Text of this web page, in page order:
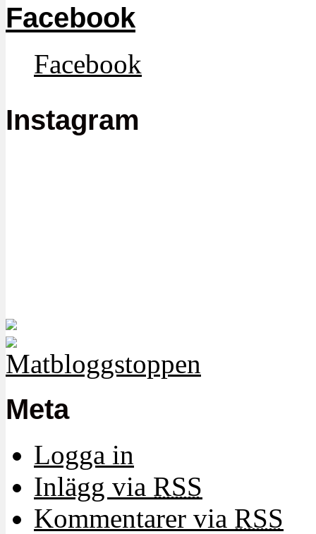
Facebook
Facebook
Instagram
Meta
Logga in
Inlägg via RSS
Kommentarer via RSS